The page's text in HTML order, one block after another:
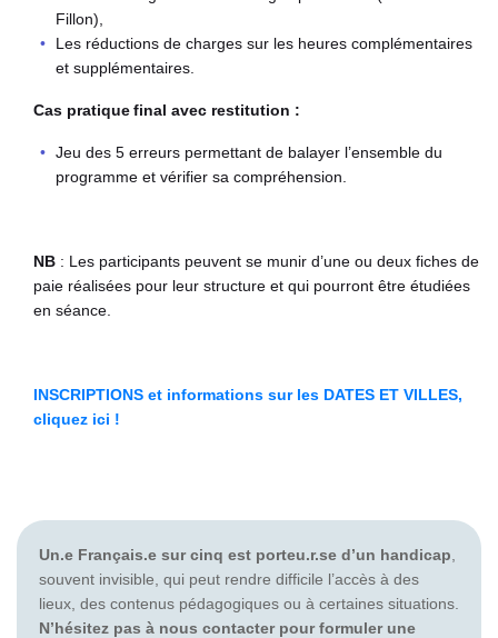
Fillon),
Les réductions de charges sur les heures complémentaires
et supplémentaires.
Cas pratique final avec restitution :
Jeu des 5 erreurs permettant de balayer l’ensemble du
programme et vérifier sa compréhension.
NB : Les participants peuvent se munir d’une ou deux fiches de
paie réalisées pour leur structure et qui pourront être étudiées
en séance.
INSCRIPTIONS et informations sur les DATES ET VILLES,
cliquez ici !
Un.e Français.e sur cinq est porteu.r.se d’un handicap
souvent invisible, qui peut rendre difficile l’accès à des
lieux, des contenus pédagogiques ou à certaines situations.
N’hésitez pas à nous contacter pour formuler une